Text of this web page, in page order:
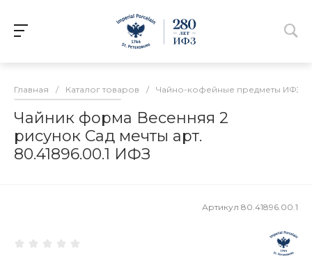
Главная / Каталог товаров / Чайно-кофейные предметы ИФЗ
Чайник форма Весенняя 2
рисунок Сад мечты арт.
80.41896.00.1 ИФЗ
Артикул 80.41896.00.1